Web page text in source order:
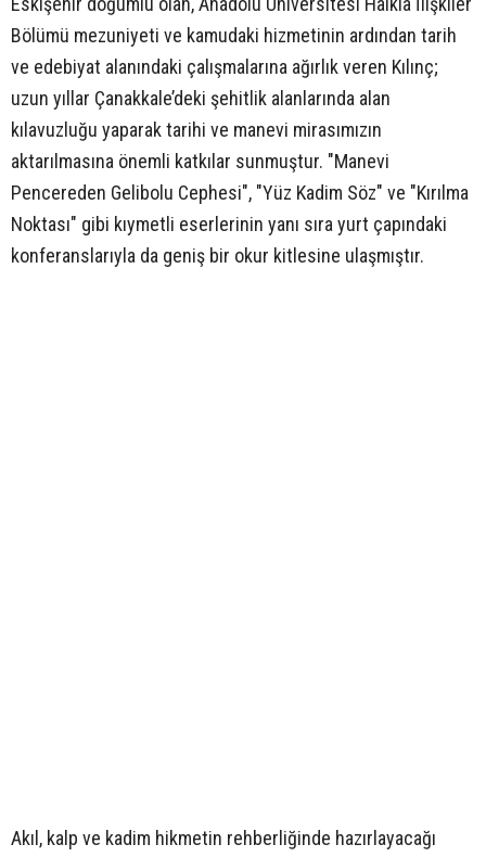
Bölümü mezuniyeti ve kamudaki hizmetinin ardından tarih
ve edebiyat alanındaki çalışmalarına ağırlık veren Kılınç;
uzun yıllar Çanakkale’deki şehitlik alanlarında alan
kılavuzluğu yaparak tarihi ve manevi mirasımızın
aktarılmasına önemli katkılar sunmuştur. "Manevi
Pencereden Gelibolu Cephesi", "Yüz Kadim Söz" ve "Kırılma
Noktası" gibi kıymetli eserlerinin yanı sıra yurt çapındaki
konferanslarıyla da geniş bir okur kitlesine ulaşmıştır.
Akıl, kalp ve kadim hikmetin rehberliğinde hazırlayacağı